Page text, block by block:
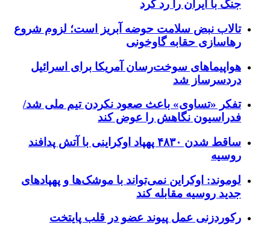
جنگ با ایران را رد کرد
تالاب نبض سلامت حوضه آبریز است؛ لزوم شروع
رهاسازی حقابه گاوخونی
هواپیماهای سوخت‌رسان آمریکا برای اسرائیل
دردسرساز شد
تفکر «تساوی» باعث صعود نکردن تیم ملی شد/
فدراسیون نگاهش را عوض کند
ساقط شدن ۴۸۳۰ پهپاد اوکراینی با آتش پدافند
روسیه
لوموند: اوکراین نمی‌تواند با موشک‌ها و پهپادهای
جدید روسیه مقابله کند
رکوردزنی عمل پیوند عضو در قلب پایتخت